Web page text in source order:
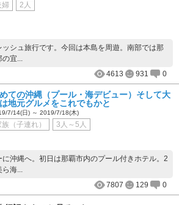
婦 2人
シュ旅行です。今回は本島を周遊。南部では那
の宜...
4613
931 0
ての沖縄（プール・海デビュー）そして大
地元グルメをこれでもかと
7/14(日) ～ 2019/7/18(木)
（子連れ） 3人～5人
沖縄へ。初日は那覇市内のプール付きホテル。2
ら海...
7807
129 0